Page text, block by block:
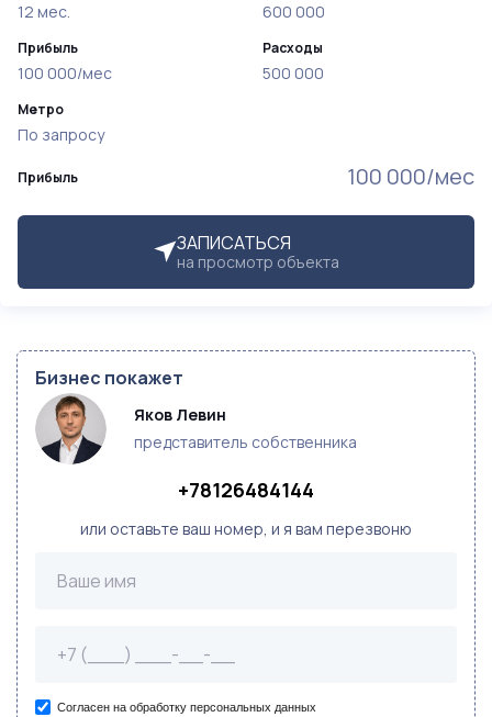
Прибыль 100 000/мес
ЗАПИСАТЬСЯ
на просмотр объекта
12 мес.
Прибыль
100 000/мес
600 000
Расходы
500 000
Метро
По запросу
Бизнес покажет
Яков Левин
представитель собственника
+78126484144
или оставьте ваш номер, и я вам перезвоню
Согласен на обработку персональных данных